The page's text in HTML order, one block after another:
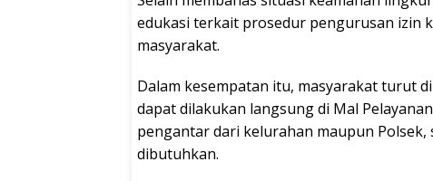
edukasi terkait prosedur pengurusan izin
masyarakat.
Dalam kesempatan itu, masyarakat turut
dapat dilakukan langsung di Mal
pengantar dari kelurahan maupun
dibutuhkan.